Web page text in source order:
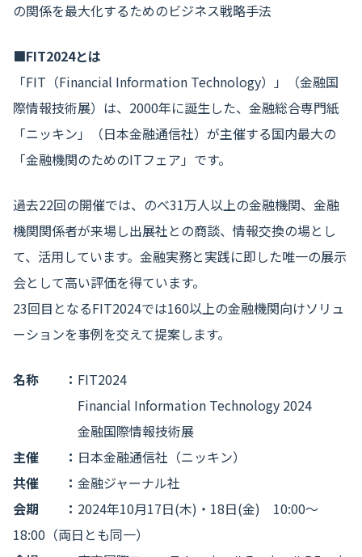
の関係を最大化するためのビジネス戦略手法
■FIT2024とは
「FIT（Financial Information Technology）」（金融国
際情報技術展）は、2000年に誕生した、金融総合専門紙
「ニッキン」（日本金融通信社）が主催する国内最大の
「金融機関のためのITフェア」です。
過去22回の開催では、のべ31万人以上の金融機関、金融
機関関係者が来場し出展社との商談、情報交換の場とし
て、活用しています。金融実務と実践に即した唯一の展示
会として高い評価を得ています。
23回目となるFIT2024では160以上の金融機関向けソリュ
ーションを事例を交えて提案します。
名称 ： FIT2024
Financial Information Technology 2024
金融国際情報技術展
主催 ： 日本金融通信社（ニッキン）
共催 ： 金融ジャーナル社
会期 ： 2024年10月17日(木)・18日(金) 10:00～
18:00（両日とも同一）